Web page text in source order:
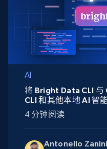
AI
Antonello Zanini
将 Bright Data CLI
CLI 和其他本地 AI 智
4 分钟阅读